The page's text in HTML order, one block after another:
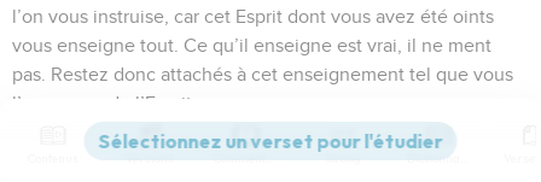
l’on vous instruise, car cet Esprit dont vous avez été oints
vous enseigne tout. Ce qu’il enseigne est vrai, il ne ment
pas. Restez donc attachés à cet enseignement tel que vous
l’avez reçu de l’Esprit.
Mes enfants, demeurez attachés au Christ pour qu’au
Versions Commentaires Strong